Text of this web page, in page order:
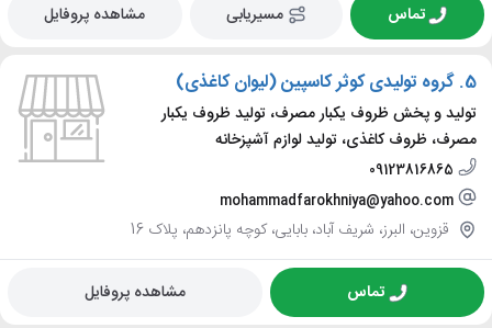
تماس مسیریابی مشاهده پروفایل
5. گروه تولیدی کوثر کاسپین (لیوان کاغذی)
تولید و پخش ظروف یکبار مصرف، تولید ظروف یکبار
مصرف، ظروف کاغذی، تولید لوازم آشپزخانه
09123816865
mohammadfarokhniya@yahoo.com
قزوین، البرز، شریف آباد، بابایی، کوچه پانزدهم، پلاک 16
تماس مشاهده پروفایل